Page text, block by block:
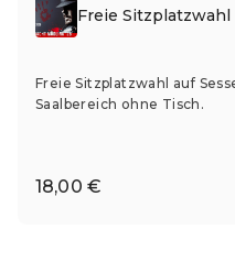
Freie Sitzplatzwahl
Freie Sitzplatzwahl auf
Saalbereich ohne Tisch.
18,00 €